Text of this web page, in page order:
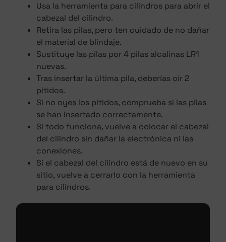
Usa la herramienta para cilindros para abrir el
cabezal del cilindro.
Retira las pilas, pero ten cuidado de no dañar
el material de blindaje.
Sustituye las pilas por 4 pilas alcalinas LR1
nuevas.
Tras insertar la última pila, deberías oír 2
pitidos.
Si no oyes los pitidos, comprueba si las pilas
se han insertado correctamente.
Si todo funciona, vuelve a colocar el cabezal
del cilindro sin dañar la electrónica ni las
conexiones.
Si el cabezal del cilindro está de nuevo en su
sitio, vuelve a cerrarlo con la herramienta
para cilindros.